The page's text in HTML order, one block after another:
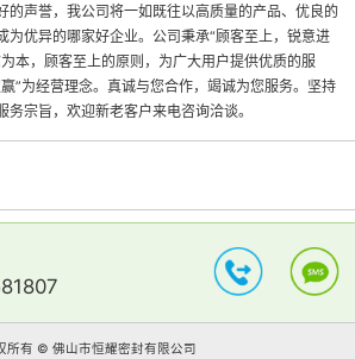
的声誉，我公司将一如既往以高质量的产品、优良的
为优异的哪家好企业。公司秉承“顾客至上，锐意进
本，顾客至上的原则，为广大用户提供优质的服
”为经营理念。真诚与您合作，竭诚为您服务。坚持
宗旨，欢迎新老客户来电咨询洽谈。
所有 © 佛山市恒耀密封有限公司